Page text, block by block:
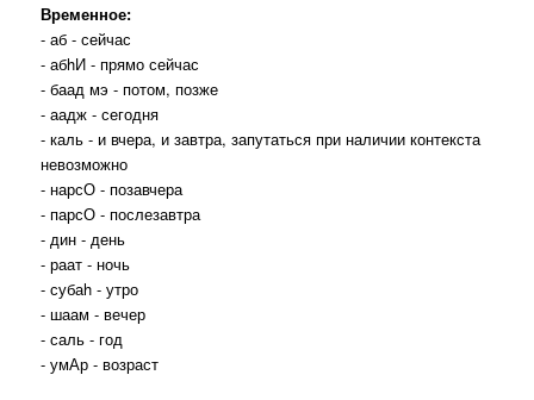
Временное:
- аб - сейчас
- абhИ - прямо сейчас
- баад мэ - потом, позже
- аадж - сегодня
- каль - и вчера, и завтра, запутаться при наличии контекста
невозможно
- нарсО - позавчера
- парсО - послезавтра
- дин - день
- раат - ночь
- субаh - утро
- шаам - вечер
- саль - год
- умАр - возраст